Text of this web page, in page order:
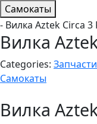
Самокаты
- Вилка Aztek Circa 3
Вилка
Categories:
Самокаты
Вилка